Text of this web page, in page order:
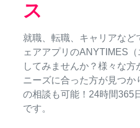
ス
就職、転職、キャリアなど
ェアアプリのANYTIMES
してみませんか？様々な方
ニーズに合った方が見つか
の相談も可能！24時間365
です。